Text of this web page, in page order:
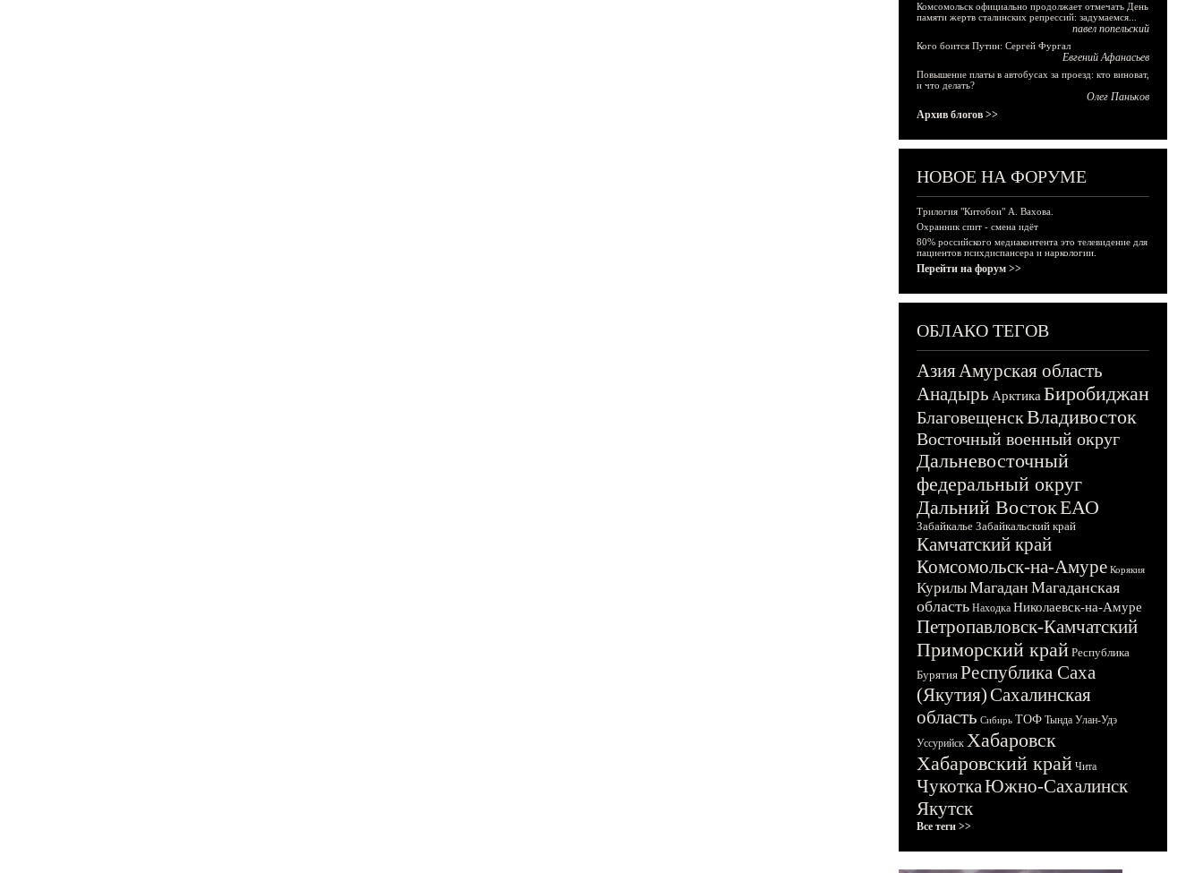
Комсомольск официально продолжает отмечать День
памяти жертв сталинских репрессий: задумаемся...
павел попельский
Кого боится Путин: Сергей Фургал
Евгений Афанасьев
Повышение платы в автобусах за проезд: кто виноват,
и что делать?
Олег Паньков
Архив блогов >>
НОВОЕ НА ФОРУМЕ
Трилогия "Китобои" А. Вахова.
Охранник спит - смена идёт
80% российского медиаконтента это телевидение для
пациентов психдиспансера и наркологии.
Перейти на форум >>
ОБЛАКО ТЕГОВ
АзияАмурская область
Анадырь Арктика Биробиджан
БлаговещенскВладивосток
Восточный военный округ
Дальневосточный
федеральный округ
Дальний ВостокЕАО
Забайкалье Забайкальский край
Камчатский край
Комсомольск-на-Амуре Корякия
КурилыМагадан Магаданская
область Находка Николаевск-на-Амуре
Петропавловск-Камчатский
Приморский край Республика
Бурятия Республика Саха
(Якутия)Сахалинская
область Сибирь ТОФ Тында Улан-Удэ
Уссурийск Хабаровск
Хабаровский край Чита
ЧукоткаЮжно-Сахалинск
Якутск
Все теги >>